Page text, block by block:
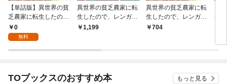
【単話版】異世界の貧
乏農家に転生したの
で、レンガを作って城
を建てることにしまし
0
無料
異世界の貧乏農家に転
生したので、レンガを
作って城を建てること
き】
1,199
異世界の貧乏農家に転
生したので、レンガを
作って城を建てること
704
界
ま
TOブックスのおすすめ本 もっと見る